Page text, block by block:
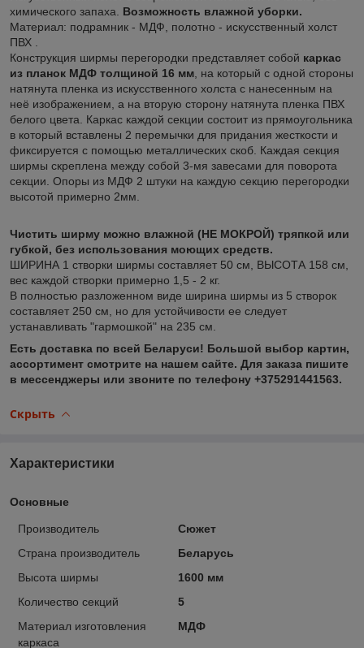
химического запаха. Возможность влажной уборки.
Материал: подрамник - МДФ, полотно - искусственный холст
ПВХ .
Конструкция ширмы перегородки представляет собой каркас
из планок МДФ толщиной 16 мм , на который с одной стороны
натянута пленка из искусственного холста с нанесенным на
неё изображением, а на вторую сторону натянута пленка ПВХ
белого цвета. Каркас каждой секции состоит из прямоугольника
в который вставлены 2 перемычки для придания жесткости и
фиксируется с помощью металлических скоб. Каждая секция
ширмы скреплена между собой 3-мя завесами для поворота
секции. Опоры из МДФ 2 штуки на каждую секцию перегородки
высотой примерно 2мм.
Чистить ширму можно влажной (НЕ МОКРОЙ) тряпкой или
губкой, без использования моющих средств.
ШИРИНА 1 створки ширмы составляет 50 см, ВЫСОТА 158 см,
вес каждой створки примерно 1,5 - 2 кг.
В полностью разложенном виде ширина ширмы из 5 створок
составляет 250 см, но для устойчивости ее следует
устанавливать "гармошкой" на 235 см.
Есть доставка по всей Беларуси! Большой выбор картин,
ассортимент смотрите на нашем сайте. Для заказа пишите
в мессенджеры или звоните по телефону +375291441563.
Скрыть
Характеристики
Основные
Производитель
Сюжет
Страна производитель
Беларусь
Высота ширмы
1600 мм
Количество секций
5
Материал изготовления
каркаса
МДФ